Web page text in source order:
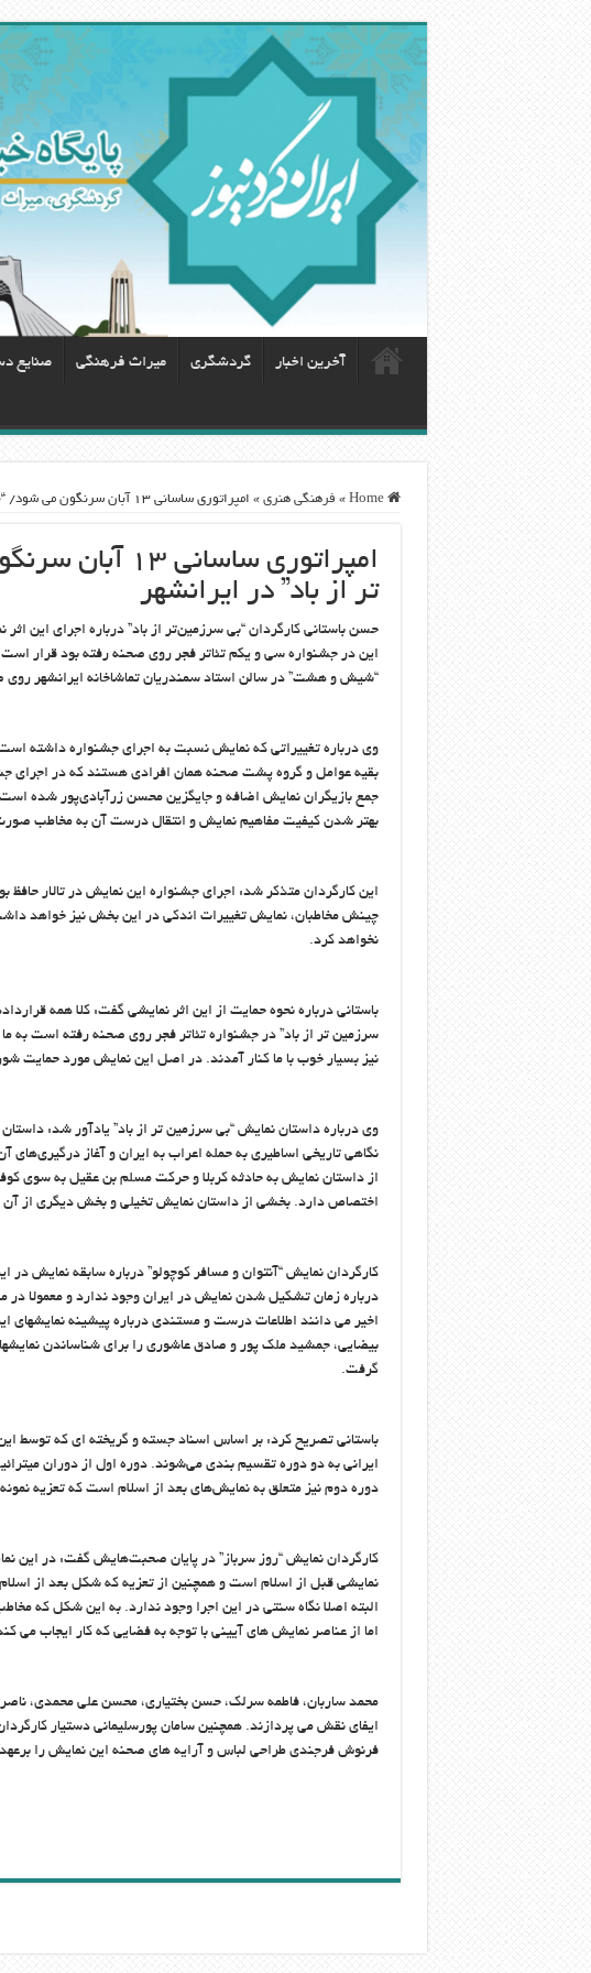
آخرین اخبار گردشگری ميراث فرهنگی صنایع
Home
» فرهنگی هنری » امپراتوری ساسانی ۱۳ آبان سرنگون می شود/ “بی سرزمین تر از باد” در ایرانشهر
امپراتوری
تر از باد” در ایرانشهر
حسن باستانی کارگردان “بی سرزمین‌تر از باد” درباره اجرای این
“شیش و هشت” در سالن استاد سمندریان تماشاخانه ایرانشهر روی
وی درباره تغییراتی که نمایش نسبت به اجرای جشنواره داشته
بقیه عوامل و گروه پشت صحنه همان افرادی هستند که در اجرای
جمع بازیگران نمایش اضافه و جایگزین محسن زرآبادی‌پور شده
بهتر شدن کیفیت مفاهیم نمایش و انتقال درست آن به مخاطب
این کارگردان متذکر شد: اجرای جشنواره این نمایش در تالار حافظ
چینش مخاطبان، نمایش تغییرات اندکی در این بخش نیز خواهد
نخواهد کرد.
باستانی درباره نحوه حمایت از این اثر نمایشی گفت: کلا همه
سرزمین تر از باد” در جشنواره تئاتر فجر روی صحنه رفته است به ما
نیز بسیار خوب با ما کنار آمدند. در اصل این نمایش مورد حمایت
وی درباره داستان نمایش “بی سرزمین تر از باد” یادآور شد: داستان
از داستان نمایش به حادثه کربلا و حرکت مسلم بن عقیل به سوی
اختصاص دارد. بخشی از داستان نمایش تخیلی و بخش دیگری از آن
کارگردان نمایش “آنتوان و مسافر کوچولو” درباره سابقه نمایش
اخیر می دانند اطلاعات درست و مستندی درباره پیشینه نمایشهای
بیضایی، جمشید ملک پور و صادق عاشوری را برای شناساندن
گرفت.
باستانی تصریح کرد: بر اساس اسناد جسته و گریخته ای که توسط
ایرانی به دو دوره تقسیم بندی می‌شوند. دوره اول از دوران
دوره دوم نیز متعلق به نمایش‌های بعد از اسلام است که تعزیه
کارگردان نمایش “روز سرباز” در پایان صحبت‌هایش گفت: در
نمایشی قبل از اسلام است و همچنین از تعزیه که شکل بعد از
البته اصلا نگاه سنتی در این اجرا وجود ندارد. به این شکل که
اما از عناصر نمایش های آیینی با توجه به فضایی که کار ایجاب می
محمد ساربان، فاطمه سرلک، حسن بختیاری، محسن علی محمدی،
ایفای نقش می پردازند. همچنین سامان پورسلیمانی دستیار
فرنوش فرجندی طراحی لباس و آرایه های صحنه این نمایش را